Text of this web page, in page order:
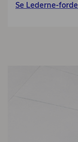
Se Lederne-